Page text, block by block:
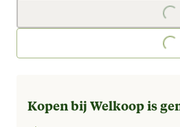
Loading...
Loading...
Kopen bij Welkoop is